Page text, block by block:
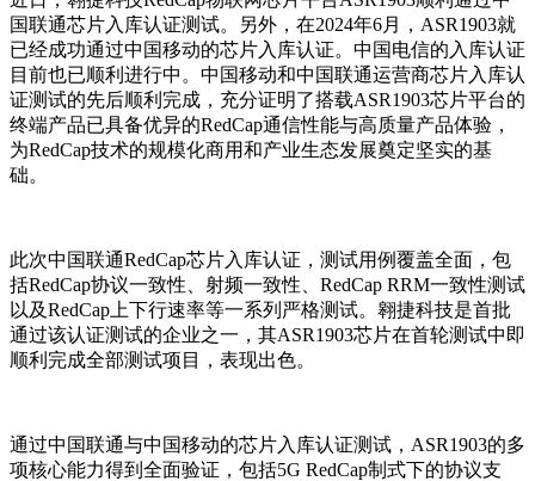
国联通芯片入库认证测试。另外，在2024年6月， ASR1903就
已经成功通过中国移动的芯片入库认证。中国电信的入库认证
目前也已顺利进行中。中国移动和中国联通运营商芯片入库认
证测试的先后顺利完成，充分证明了搭载ASR1903芯片平台的
终端产品已具备优异的RedCap通信性能与高质量产品体验，
为RedCap技术的规模化商用和产业生态发展奠定坚实的基
础。
此次中国联通RedCap芯片入库认证，测试用例覆盖全面，包
括RedCap协议一致性、射频一致性、 RedCap RRM一致性测试
以及RedCap 上下行速率等一系列严格测试。翱捷科技是首批
通过该认证测试的企业之一，其ASR1903芯片在首轮测试中即
顺利完成全部测试项目，表现出色。
通过中国联通与中国移动的芯片入库认证测试， ASR1903的多
项核心能力得到全面验证，包括5G RedCap制式下的协议支